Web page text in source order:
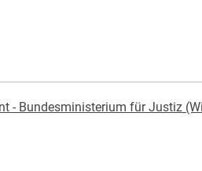
- Bundesministerium für Justiz